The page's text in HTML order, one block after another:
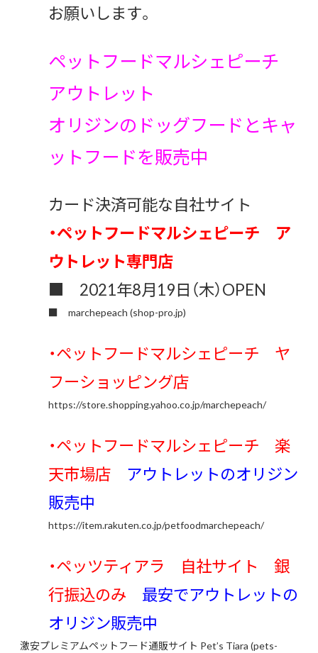
お願いします。
ペットフードマルシェピーチ
アウトレット
オリジンのドッグフードとキャ
ットフードを販売中
カード決済可能な自社サイト
・ペットフードマルシェピーチ ア
ウトレット専門店
■ 2021年8月19日（木）OPEN
■ marchepeach (shop-pro.jp)
・ペットフードマルシェピーチ ヤ
フーショッピング店
https://store.shopping.yahoo.co.jp/marchepeach/
・ペットフードマルシェピーチ 楽
天市場店 アウトレットのオリジン
販売中
https://item.rakuten.co.jp/petfoodmarchepeach/
・ペッツティアラ 自社サイト 銀
行振込のみ 最安でアウトレットの
オリジン販売中
激安プレミアムペットフード通販サイト Pet’s Tiara (pets-